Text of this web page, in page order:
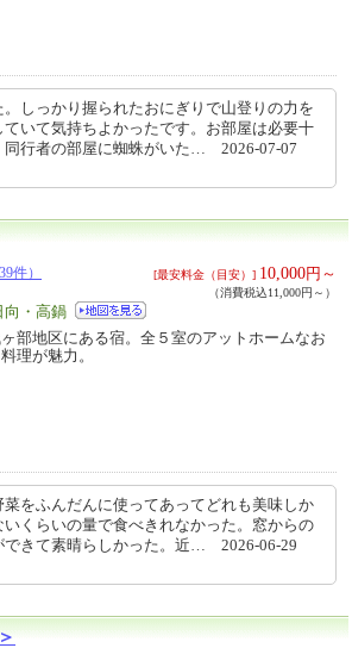
しっかり握られたおにぎりで山登りの力を
いて気持ちよかったです。お部屋は必要十
同行者の部屋に蜘蛛がいた… 2026-07-07
件） [最安料金（目安）] 10,000円～
（消費税込11,000円～）
向・高鍋
部地区にある宿。全５室のアットホームなお
理が魅力。
をふんだんに使ってあってどれも美味しか
くらいの量で食べきれなかった。窓からの
できて素晴らしかった。近… 2026-06-29